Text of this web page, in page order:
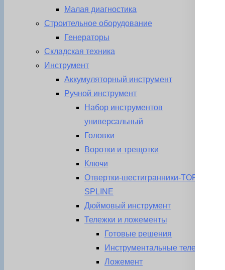
Малая диагностика
Строительное оборудование
Генераторы
Складская техника
Инструмент
Аккумуляторный инструмент
Ручной инструмент
Набор инструментов
универсальный
Головки
Воротки и трещотки
Ключи
Отвертки-шестигранники-TORX-
SPLINE
Дюймовый инструмент
Тележки и ложементы
Готовые решения
Инструментальные тележки
Ложемент